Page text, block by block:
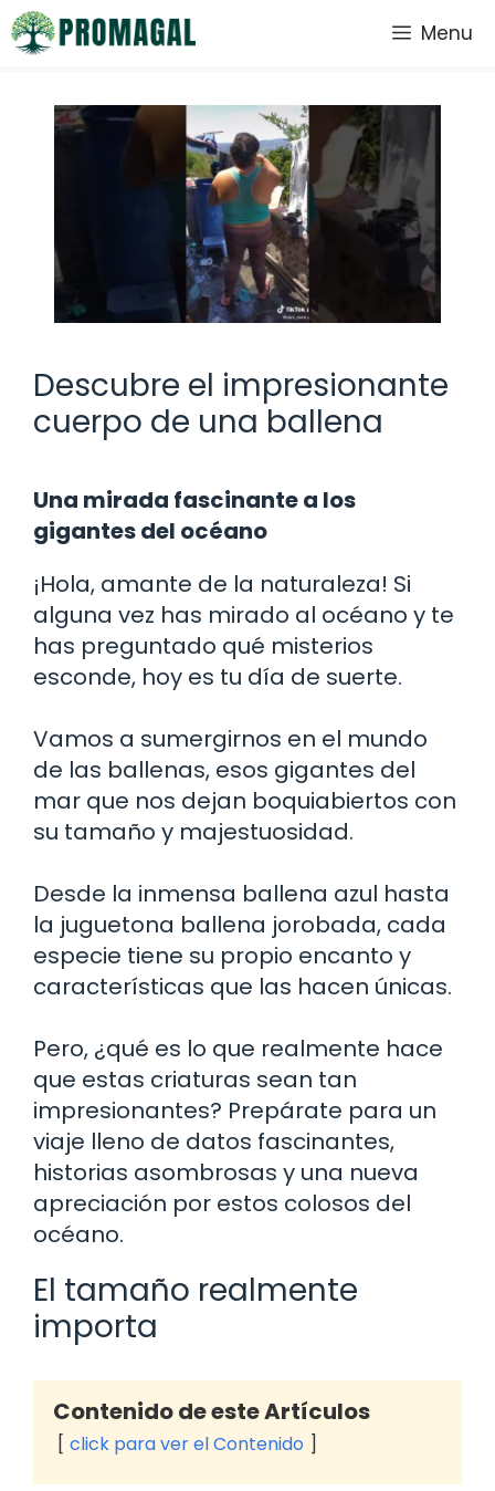
Saltar
al
Menu
Descubre el impresionante
cuerpo de una ballena
Una mirada fascinante a los
gigantes del océano
¡Hola, amante de la naturaleza! Si
alguna vez has mirado al océano y te
has preguntado qué misterios
esconde, hoy es tu día de suerte.
Vamos a sumergirnos en el mundo
de las ballenas, esos gigantes del
mar que nos dejan boquiabiertos con
su tamaño y majestuosidad.
Desde la inmensa ballena azul hasta
la juguetona ballena jorobada, cada
especie tiene su propio encanto y
características que las hacen únicas.
Pero, ¿qué es lo que realmente hace
que estas criaturas sean tan
impresionantes? Prepárate para un
viaje lleno de datos fascinantes,
historias asombrosas y una nueva
apreciación por estos colosos del
océano.
El tamaño realmente
importa
Contenido de este Artículos
click para ver el Contenido